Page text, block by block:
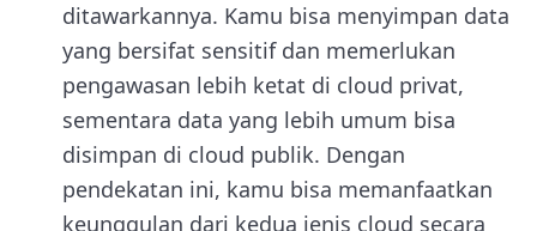
ditawarkannya. Kamu bisa menyimpan data
yang bersifat sensitif dan memerlukan
pengawasan lebih ketat di cloud privat,
sementara data yang lebih umum bisa
disimpan di cloud publik. Dengan
pendekatan ini, kamu bisa memanfaatkan
keunggulan dari kedua jenis cloud secara